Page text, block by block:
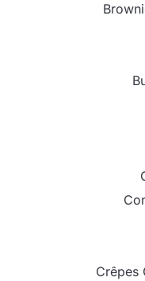
Crêpes